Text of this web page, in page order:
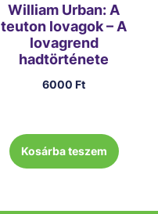
William Urban: A
teuton lovagok – A
lovagrend
hadtörténete
6000Ft
Kosárba teszem